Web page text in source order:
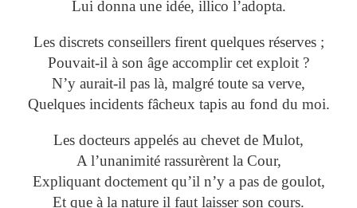
Lui donna une idée, illico l’adopta.
Les discrets conseillers firent quelques réserves ;
Pouvait-il à son âge accomplir cet exploit ?
N’y aurait-il pas là, malgré toute sa verve,
Quelques incidents fâcheux tapis au fond du moi.
Les docteurs appelés au chevet de Mulot,
A l’unanimité rassurèrent la Cour,
Expliquant doctement qu’il n’y a pas de goulot,
Et que à la nature il faut laisser son cours.